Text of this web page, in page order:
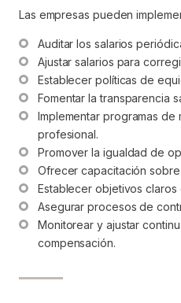
Las empresas pueden
Auditar los salarios
Ajustar salarios para
Establecer políticas de
Fomentar la transparencia
Implementar programas de
profesional.
Promover la igualdad de
Ofrecer capacitación
Establecer objetivos
Asegurar procesos de
Monitorear y ajustar
compensación.